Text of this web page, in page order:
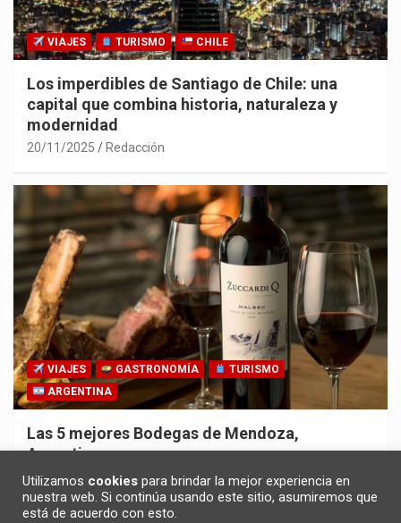
VIAJES TURISMO CHILE
Los imperdibles de Santiago de Chile: una
capital que combina historia, naturaleza y
modernidad
20/11/2025 Redacción
VIAJES GASTRONOMÍA
TURISMO
ARGENTINA
Las 5 mejores Bodegas de Mendoza,
Argentina
30/10/2025 Redacción
Utilizamos cookies para brindar la mejor experiencia en
nuestra web. Si continúa usando este sitio, asumiremos que
está de acuerdo con esto.